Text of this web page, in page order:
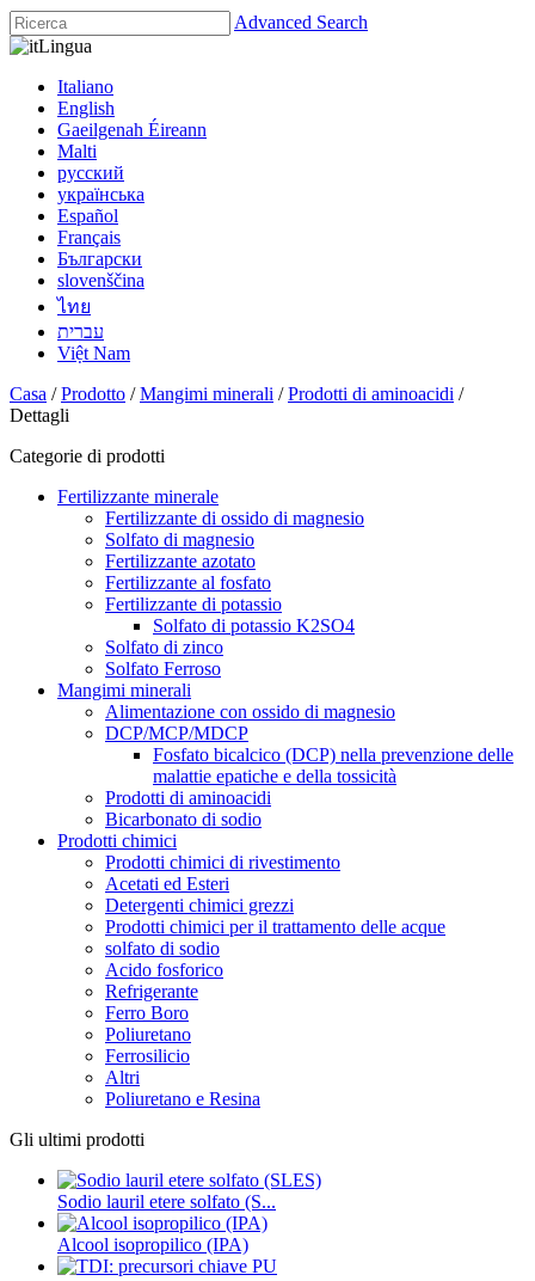
Advanced Search
Lingua
Italiano
English
Gaeilgenah Éireann
Malti
русский
українська
Español
Français
Български
slovenščina
ไทย
עברית
Việt Nam
Casa /Prodotto /Mangimi minerali /Prodotti di aminoacidi /
Dettagli
Categorie di prodotti
Fertilizzante minerale
Fertilizzante di ossido di magnesio
Solfato di magnesio
Fertilizzante azotato
Fertilizzante al fosfato
Fertilizzante di potassio
Solfato di potassio K2SO4
Solfato di zinco
Solfato Ferroso
Mangimi minerali
Alimentazione con ossido di magnesio
DCP/MCP/MDCP
Fosfato bicalcico (DCP) nella prevenzione delle
malattie epatiche e della tossicità
Prodotti di aminoacidi
Bicarbonato di sodio
Prodotti chimici
Prodotti chimici di rivestimento
Acetati ed Esteri
Detergenti chimici grezzi
Prodotti chimici per il trattamento delle acque
solfato di sodio
Acido fosforico
Refrigerante
Ferro Boro
Poliuretano
Ferrosilicio
Altri
Poliuretano e Resina
Gli ultimi prodotti
Sodio lauril etere solfato (S...
Alcool isopropilico (IPA)